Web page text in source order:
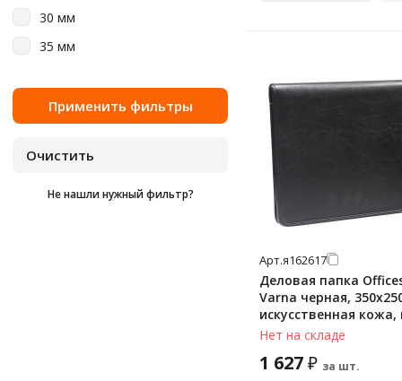
30 мм
35 мм
Не нашли нужный фильтр?
Арт.я162617
Деловая папка
Varna черная,
искусственная кожа,
молнии, зажим для
Нет на складе
1 627₽ за шт.